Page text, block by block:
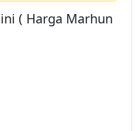
( Harga Marhun